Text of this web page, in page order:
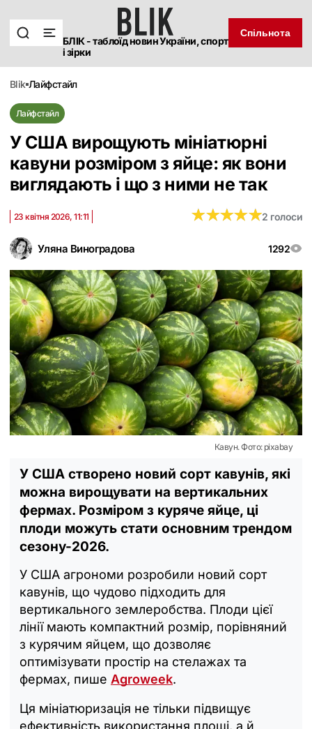
БЛІК - таблоїд новин України, спорт
і зірки
Спільнота
blik лайфстайл
Лайфстайл
У США вирощують мініатюрні
кавуни розміром з яйце: як вони
виглядають і що з ними не так
Уляна Виноградова 1292
23 квітня 2026, 11:11 ★★★★★
★★★★★2 голоси
Кавун. Фото: pixabay
У США створено новий сорт кавунів, які
можна вирощувати на вертикальних
фермах. Розміром з куряче яйце, ці
плоди можуть стати основним трендом
сезону-2026.
У США агрономи розробили новий сорт
кавунів, що чудово підходить для
вертикального землеробства. Плоди цієї
лінії мають компактний розмір, порівняний
з курячим яйцем, що дозволяє
оптимізувати простір на стелажах та
фермах, пише Аgroweek.
Ця мініатюризація не тільки підвищує
ефективність використання площі, а й